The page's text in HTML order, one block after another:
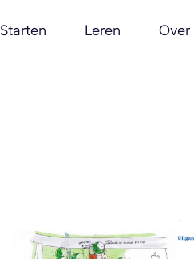
Starten Leren Over